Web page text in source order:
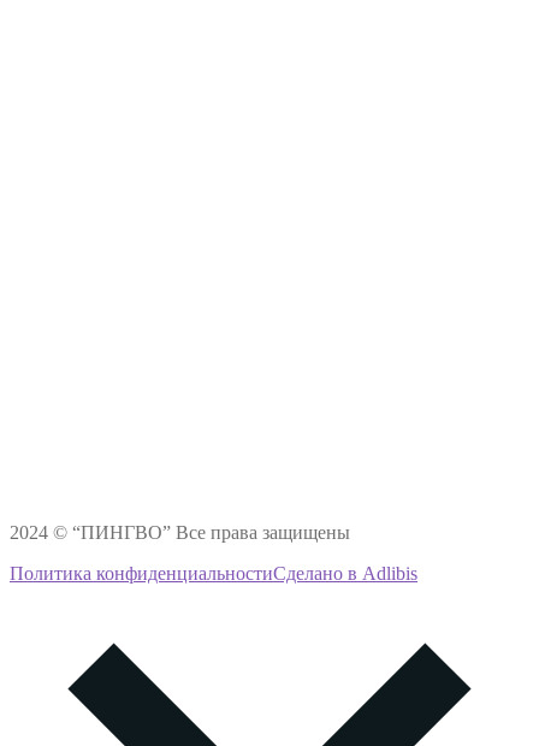
2024 © “ПИНГВО” Все права защищены
Политика конфиденциальностиСделано в Adlibis